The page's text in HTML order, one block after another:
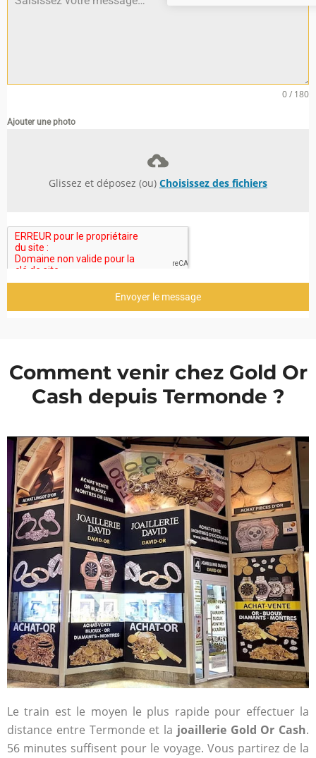
0 / 180
Ajouter une photo
Glissez et déposez (ou) Choisissez des fichiers
Envoyer le message
Comment venir chez Gold Or
Cash depuis Termonde ?
Le train est le moyen le plus rapide pour effectuer la
distance entre Termonde et la joaillerie Gold Or Cash.
56 minutes suffisent pour le voyage. Vous partirez de la